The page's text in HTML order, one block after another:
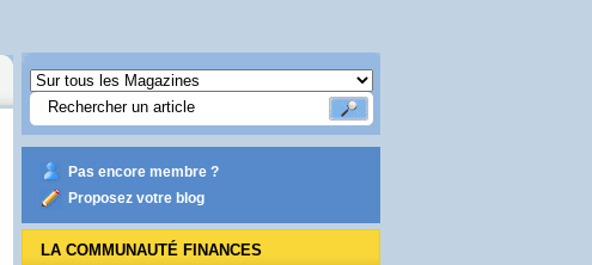
Pas encore membre ?
Proposez votre blog
LA COMMUNAUTÉ FINANCES